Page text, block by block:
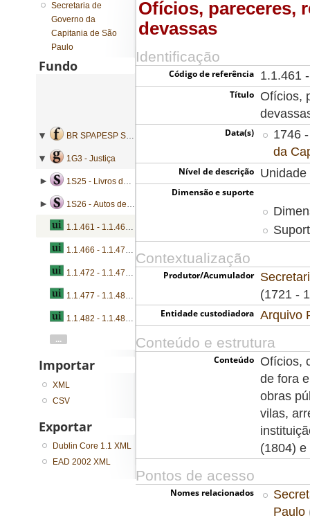
Ofícios, pareceres,
devassas
Identificação
Código de referência 1.1.461
Título
Ofícios,
Data(s)
1746
da
Nível de descrição
Dimensão e suporte
Contextualização
Produtor/Acumulador
(1721 -
Entidade custodiadora Arquivo
Conteúdo e estrutura
Conteúdo
Ofícios,
de fora
obras
vilas,
(1804) e
Pontos de acesso
Nomes relacionados
Paulo
Secretaria de
Governo da
Capitania de São
Paulo
Fundo
BR SPAPESP SEGOVC - Secretaria de Governo da Capitania de São Paulo
1G3 - Justiça
1S25 - Livros de registro de autos
1S26 - Autos de devassa
1.1.461 - 1.1.465 - Ofícios, pareceres, representações, autos e devassas
1.1.466 - 1.1.471 - Ofícios, requerimentos, certidões e autos
1.1.472 - 1.1.476 - Ofícios, requerimentos, petições, certidões, autos e contas
1.1.477 - 1.1.481 - Ofícios e pareceres
1.1.482 - 1.1.485 - Ofícios, requerimentos, pareceres e devassas
...
Importar
XML
CSV
Exportar
Dublin Core 1.1 XML
EAD 2002 XML